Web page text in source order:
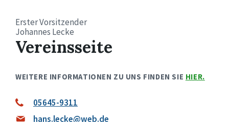
Erster Vorsitzender
Johannes Lecke
Vereinsseite
WEITERE INFORMATIONEN ZU UNS FINDEN SIE HIER.
05645-9311
hans.lecke@web.de